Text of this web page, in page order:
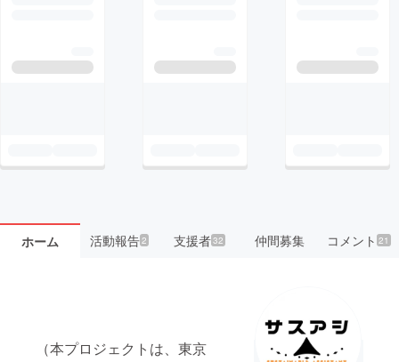
ホーム 活動報告2 支援者32 仲間募集 コメント21
（本プロジェクトは、東京